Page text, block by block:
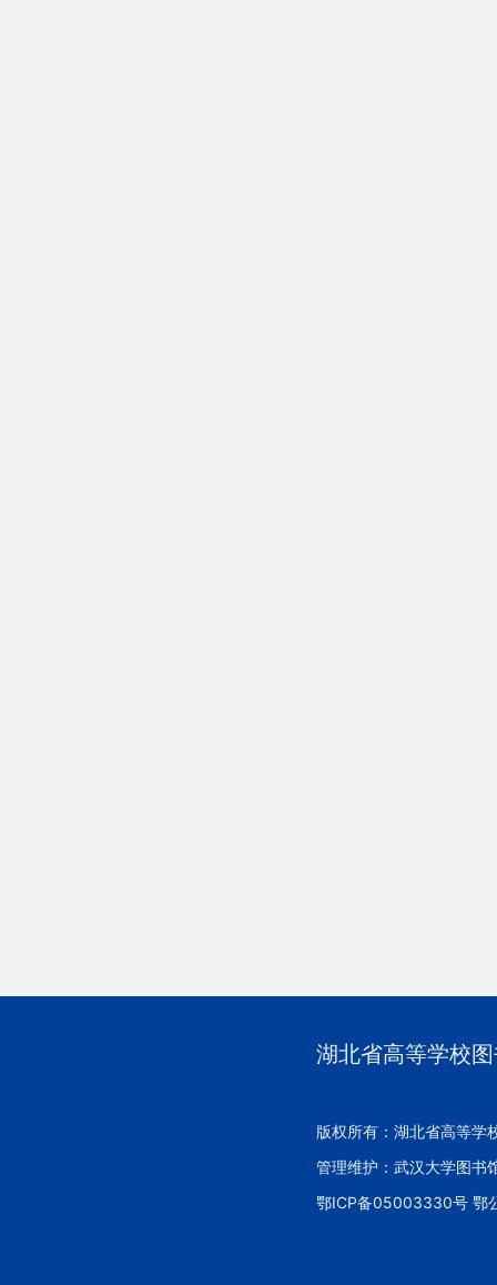
湖北省高等学校
版权所有：湖北省高等学
管理维护：武汉大学图书
鄂ICP备05003330号 鄂